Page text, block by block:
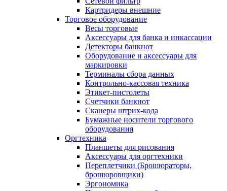
Картридеры внешние
Торговое оборудование
Весы торговые
Аксессуары для банка и инкассации
Детекторы банкнот
Оборудование и аксессуары для
маркировки
Терминалы сбора данных
Контрольно-кассовая техника
Этикет-пистолеты
Счетчики банкнот
Сканеры штрих-кода
Бумажные носители торгового
оборудования
Оргтехника
Планшеты для рисования
Аксессуары для оргтехники
Переплетчики (Брошюраторы,
брошюровщики)
Эргономика